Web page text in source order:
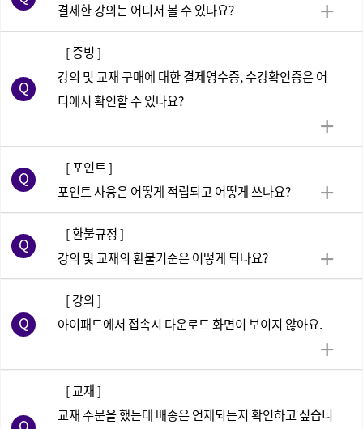
결제한 강의는 어디서 볼 수 있나요?
[ 증빙 ]
강의 및 교재 구매에 대한 결제영수증, 수강확인증은 어
디에서 확인할 수 있나요?
[ 포인트 ]
포인트 사용은 어떻게 적립되고 어떻게 쓰나요?
[ 환불규정 ]
강의 및 교재의 환불기준은 어떻게 되나요?
[ 강의 ]
아이패드에서 접속시 다운로드 화면이 보이지 않아요.
[ 교재 ]
교재 주문을 했는데 배송은 언제되는지 확인하고 싶습니